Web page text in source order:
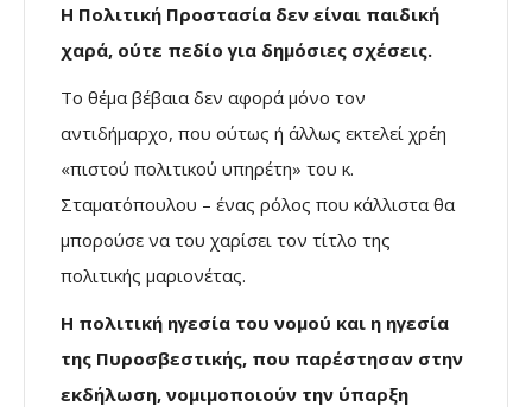
Η Πολιτική Προστασία δεν είναι παιδική
χαρά, ούτε πεδίο για δημόσιες σχέσεις.
Το θέμα βέβαια δεν αφορά μόνο τον
αντιδήμαρχο, που ούτως ή άλλως εκτελεί χρέη
«πιστού πολιτικού υπηρέτη» του κ.
Σταματόπουλου – ένας ρόλος που κάλλιστα θα
μπορούσε να του χαρίσει τον τίτλο της
πολιτικής μαριονέτας.
Η πολιτική ηγεσία του νομού και η ηγεσία
της Πυροσβεστικής, που παρέστησαν στην
εκδήλωση, νομιμοποιούν την ύπαρξη